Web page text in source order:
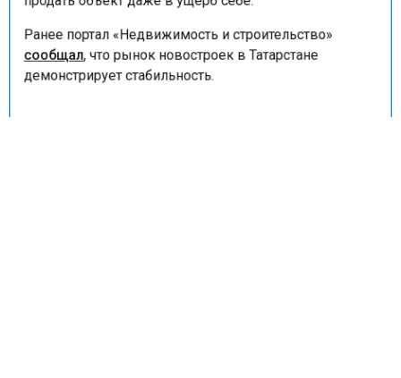
продать объект даже в ущерб себе.
Ранее портал «Недвижимость и строительство»
сообщал, что рынок новостроек в Татарстане